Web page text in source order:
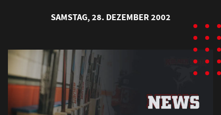
SAMSTAG, 28. DEZEMBER 2002